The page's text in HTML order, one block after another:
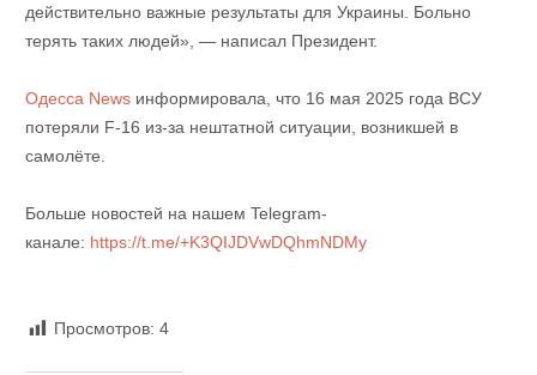
действительно важные результаты для Украины. Больно
терять таких людей», — написал Президент.
Одесса Newsинформировала, что 16 мая 2025 года ВСУ
потеряли F-16 из-за нештатной ситуации, возникшей в
самолёте.
Больше новостей на нашем Telegram-
канале: https://t.me/+K3QIJDVwDQhmNDMy
Просмотров: 4